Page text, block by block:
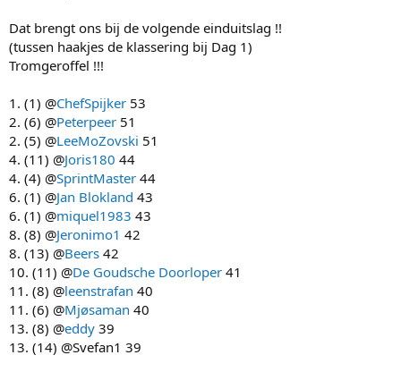
Dat brengt ons bij de volgende einduitslag !!
(tussen haakjes de klassering bij Dag 1)
Tromgeroffel !!!
1. (1) @ChefSpijker 53
2. (6) @Peterpeer 51
2. (5) @LeeMoZovski 51
4. (11) @Joris180 44
4. (4) @SprintMaster 44
6. (1) @Jan Blokland 43
6. (1) @miquel1983 43
8. (8) @Jeronimo1 42
8. (13) @Beers 42
10. (11) @De Goudsche Doorloper 41
11. (8) @leenstrafan 40
11. (6) @Mjøsaman 40
13. (8) @eddy 39
13. (14) @Svefan1 39